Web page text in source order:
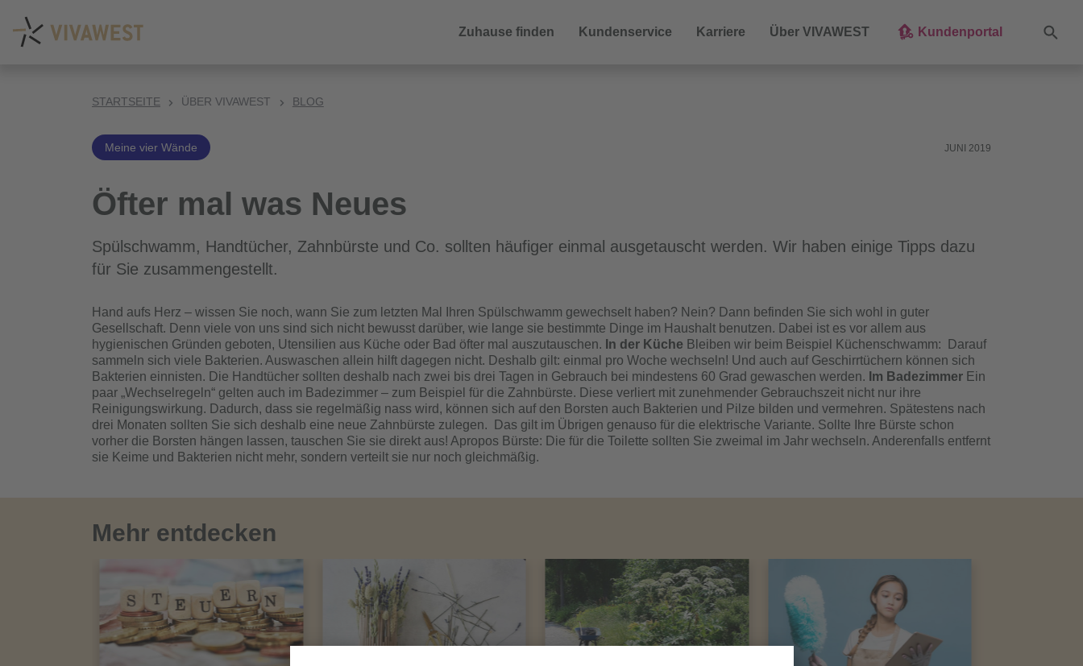
Zuhause finden Kundenservice Karriere Über VIVAWEST Kundenportal
STARTSEITE ÜBER VIVAWEST BLOG
Meine vier Wände JUNI 2019
Öfter mal was Neues
Spülschwamm, Handtücher, Zahnbürste und Co. sollten häufiger einmal ausgetauscht werden. Wir haben einige Tipps dazu
für Sie zusammengestellt.
Hand aufs Herz – wissen Sie noch, wann Sie zum letzten Mal Ihren Spülschwamm gewechselt haben? Nein? Dann befinden Sie sich wohl in guter
Gesellschaft. Denn viele von uns sind sich nicht bewusst darüber, wie lange sie bestimmte Dinge im Haushalt benutzen. Dabei ist es vor allem aus
hygienischen Gründen geboten, Utensilien aus Küche oder Bad öfter mal auszutauschen. In der Küche Bleiben wir beim Beispiel Küchenschwamm: Darauf
sammeln sich viele Bakterien. Auswaschen allein hilft dagegen nicht. Deshalb gilt: einmal pro Woche wechseln! Und auch auf Geschirrtüchern können sich
Bakterien einnisten. Die Handtücher sollten deshalb nach zwei bis drei Tagen in Gebrauch bei mindestens 60 Grad gewaschen werden. Im Badezimmer Ein
paar „Wechselregeln“ gelten auch im Badezimmer – zum Beispiel für die Zahnbürste. Diese verliert mit zunehmender Gebrauchszeit nicht nur ihre
Reinigungswirkung. Dadurch, dass sie regelmäßig nass wird, können sich auf den Borsten auch Bakterien und Pilze bilden und vermehren. Spätestens nach
drei Monaten sollten Sie sich deshalb eine neue Zahnbürste zulegen. Das gilt im Übrigen genauso für die elektrische Variante. Sollte Ihre Bürste schon
vorher die Borsten hängen lassen, tauschen Sie sie direkt aus! Apropos Bürste: Die für die Toilette sollten Sie zweimal im Jahr wechseln. Anderenfalls entfernt
sie Keime und Bakterien nicht mehr, sondern verteilt sie nur noch gleichmäßig.
Mehr entdecken